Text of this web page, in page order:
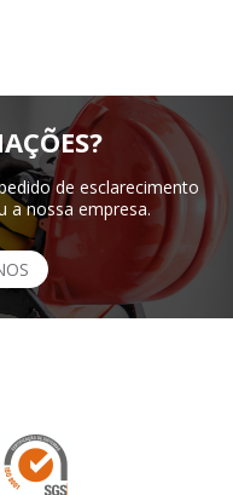
de esclarecimento
a nossa empresa.